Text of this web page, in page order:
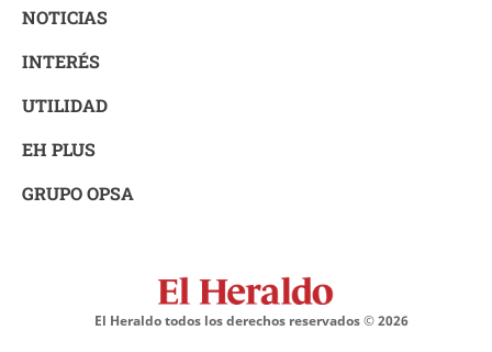
NOTICIAS
INTERÉS
UTILIDAD
EH PLUS
GRUPO OPSA
El Heraldo todos los derechos reservados ©2026